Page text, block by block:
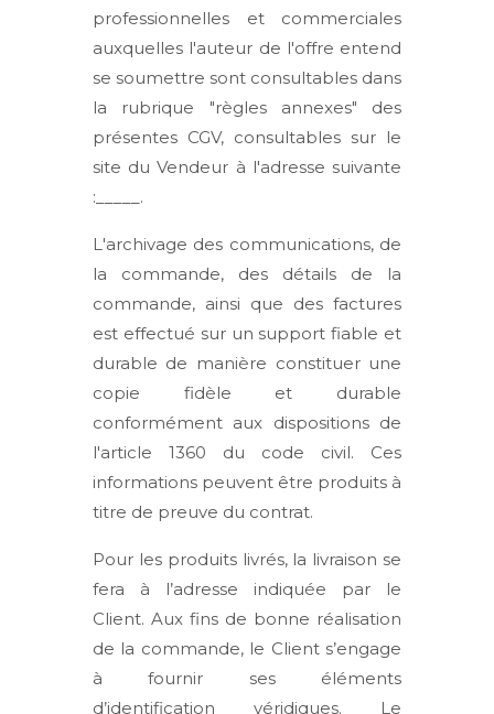
professionnelles et commerciales
auxquelles l'auteur de l'offre entend
se soumettre sont consultables dans
la rubrique "règles annexes" des
présentes CGV, consultables sur le
site du Vendeur à l'adresse suivante
:_____.
L'archivage des communications, de
la commande, des détails de la
commande, ainsi que des factures
est effectué sur un support fiable et
durable de manière constituer une
copie fidèle et durable
conformément aux dispositions de
l'article 1360 du code civil. Ces
informations peuvent être produits à
titre de preuve du contrat.
Pour les produits livrés, la livraison se
fera à l’adresse indiquée par le
Client. Aux fins de bonne réalisation
de la commande, le Client s’engage
à fournir ses éléments
d’identification véridiques. Le